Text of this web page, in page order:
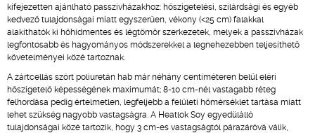
kifejezetten ajánlható passzívházakhoz: hőszigetelési, szilárdsági és egyéb
kedvező tulajdonságai miatt egyszerűen, vékony (<25 cm) falakkal
alakíthatók ki hőhídmentes és légtömör szerkezetek, melyek a passzívházak
legfontosabb és hagyományos módszerekkel a legnehezebben teljesíthető
követelményei közé tartoznak.
A zártcellás szórt poliuretán hab már néhány centiméteren belül eléri
hőszigetelő képességének maximumát; 8-10 cm-nél vastagabb réteg
felhordása pedig értelmetlen, legfeljebb a felületi hőmérséklet tartása miatt
lehet szükség nagyobb vastagságra. A Heatlok Soy egyedülálló
tulajdonságai közé tartozik, hogy 3 cm-es vastagságtól párazáróvá válik,